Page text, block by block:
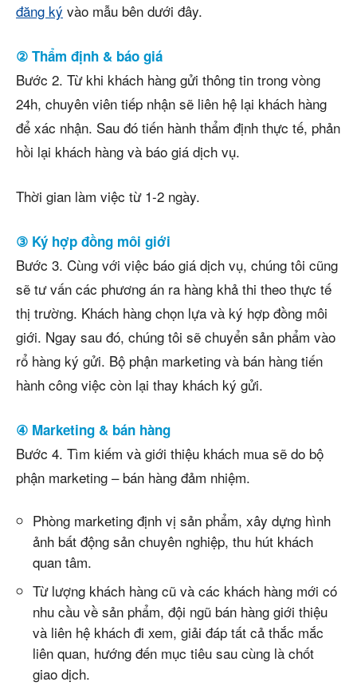
đăng ký vào mẫu bên dưới đây.
② Thẩm định & báo giá
Bước 2. Từ khi khách hàng gửi thông tin trong vòng
24h, chuyên viên tiếp nhận sẽ liên hệ lại khách hàng
để xác nhận. Sau đó tiến hành thẩm định thực tế, phản
hồi lại khách hàng và báo giá dịch vụ.
Thời gian làm việc từ 1-2 ngày.
③ Ký hợp đồng môi giới
Bước 3. Cùng với việc báo giá dịch vụ, chúng tôi cũng
sẽ tư vấn các phương án ra hàng khả thi theo thực tế
thị trường. Khách hàng chọn lựa và ký hợp đồng môi
giới. Ngay sau đó, chúng tôi sẽ chuyển sản phẩm vào
rổ hàng ký gửi. Bộ phận marketing và bán hàng tiến
hành công việc còn lại thay khách ký gửi.
④ Marketing & bán hàng
Bước 4. Tìm kiếm và giới thiệu khách mua sẽ do bộ
phận marketing – bán hàng đảm nhiệm.
Phòng marketing định vị sản phẩm, xây dựng hình
ảnh bất động sản chuyên nghiệp, thu hút khách
quan tâm.
Từ lượng khách hàng cũ và các khách hàng mới có
nhu cầu về sản phẩm, đội ngũ bán hàng giới thiệu
và liên hệ khách đi xem, giải đáp tất cả thắc mắc
liên quan, hướng đến mục tiêu sau cùng là chốt
giao dịch.